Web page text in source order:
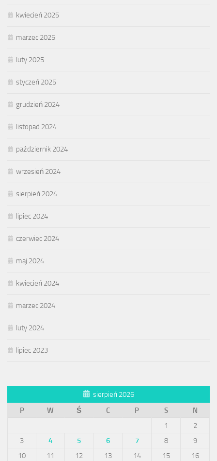
kwiecień 2025
marzec 2025
luty 2025
styczeń 2025
grudzień 2024
listopad 2024
październik 2024
wrzesień 2024
sierpień 2024
lipiec 2024
czerwiec 2024
maj 2024
kwiecień 2024
marzec 2024
luty 2024
lipiec 2023
sierpień 2026
P
W Ś C P S
N
1
2
3
4 5 6 7 8
9
10
11 12 13 14 15
16